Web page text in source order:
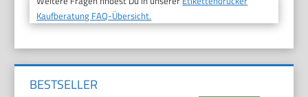
Kaufberatung FAQ-Übersicht.
BESTSELLER